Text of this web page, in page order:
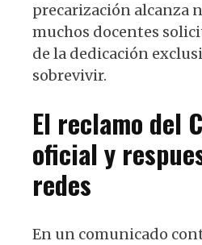
precarización alcanza
muchos docentes
de la dedicación
sobrevivir.
El reclamo del
oficial y
redes
En un comunicado